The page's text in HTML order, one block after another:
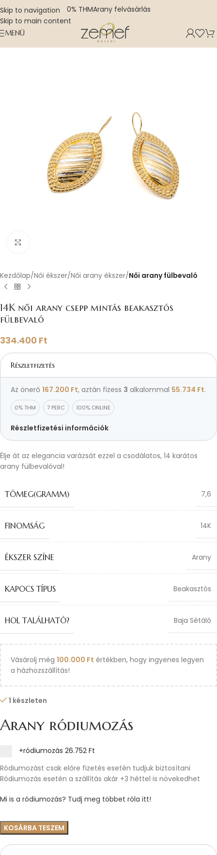
Skip to navigation
Skip to main content
0% THMArany felvásárlás
MENÜ
Kezdőlap Női ékszer Női arany ékszer Női arany fülbevaló
14K női arany csepp mintás beakasztós
fülbevaló
334.400 Ft
Részletfizetés
Az önerő 167.200 Ft, aztán fizess 3 alkalommal 55.734 Ft.
0% THM 7 PERC 100% ONLINE
Részletfizetési információk
Élje át az elegancia varázsát ezzel a csodálatos, 14 karátos
arany fülbevalóval!
TÖMEG(GRAMM) 7,6
FINOMSÁG 14K
ÉKSZER SZÍNE Arany
KAPOCS TÍPUS Beakasztós
HOL TALÁLHATÓ? Baja Sétáló
Vásárolj még 100.000 Ft értékben, hogy ingyenes legyen
a házhozszállítás!
1 készleten
Arany ródiumozás
+ródiumozás 26.752 Ft
Ródiumozást csak előre fizetés esetén tudjuk biztosítani
Ródiumozás esetén a szállítás akár +3 héttel is növekedhet
Mi is a ródiumozás? Tudj meg többet róla itt!
KOSÁRBA TESZEM